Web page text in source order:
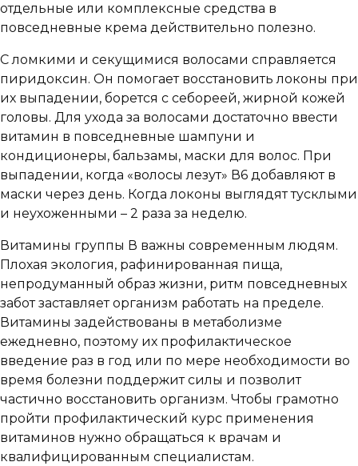
отдельные или комплексные средства в
повседневные крема действительно полезно.
С ломкими и секущимися волосами справляется
пиридоксин. Он помогает восстановить локоны при
их выпадении, борется с себореей, жирной кожей
головы. Для ухода за волосами достаточно ввести
витамин в повседневные шампуни и
кондиционеры, бальзамы, маски для волос. При
выпадении, когда «волосы лезут» В6 добавляют в
маски через день. Когда локоны выглядят тусклыми
и неухоженными – 2 раза за неделю.
Витамины группы В важны современным людям.
Плохая экология, рафинированная пища,
непродуманный образ жизни, ритм повседневных
забот заставляет организм работать на пределе.
Витамины задействованы в метаболизме
ежедневно, поэтому их профилактическое
введение раз в год или по мере необходимости во
время болезни поддержит силы и позволит
частично восстановить организм. Чтобы грамотно
пройти профилактический курс применения
витаминов нужно обращаться к врачам и
квалифицированным специалистам.